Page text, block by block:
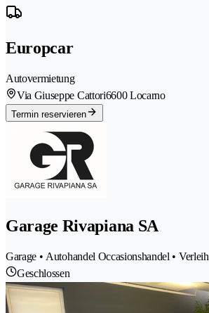
Europcar
Autovermietung
Via Giuseppe Cattori6600 Locarno
Termin reservieren
Garage Rivapiana SA
Garage • Autohandel Occasionshandel • Verleih
Geschlossen